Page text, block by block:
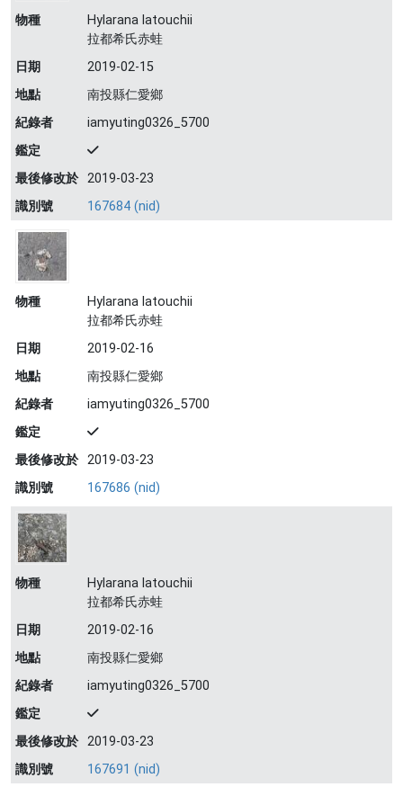
物種
Hylarana latouchii
拉都希氏赤蛙
日期
2019-02-15
地點
南投縣仁愛鄉
紀錄者
iamyuting0326_5700
鑑定
最後修改於 2019-03-23
識別號
167684 (nid)
物種
Hylarana latouchii
拉都希氏赤蛙
日期
2019-02-16
地點
南投縣仁愛鄉
紀錄者
iamyuting0326_5700
鑑定
最後修改於 2019-03-23
識別號
167686 (nid)
物種
Hylarana latouchii
拉都希氏赤蛙
日期
2019-02-16
地點
南投縣仁愛鄉
紀錄者
iamyuting0326_5700
鑑定
最後修改於 2019-03-23
識別號
167691 (nid)